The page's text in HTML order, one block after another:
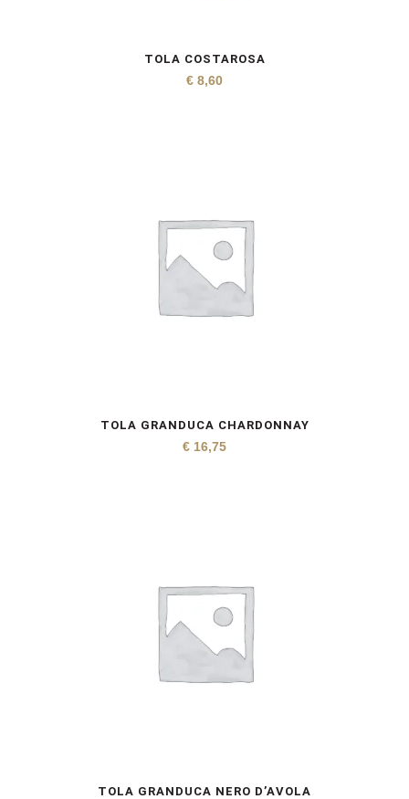
TOLA COSTAROSA
€ 8,60
TOLA GRANDUCA CHARDONNAY
€ 16,75
TOLA GRANDUCA NERO D’AVOLA